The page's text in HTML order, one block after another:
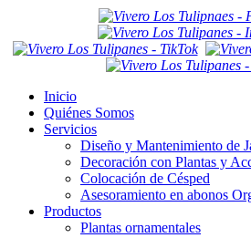
Inicio
Quiénes Somos
Servicios
Diseño y Mantenimiento de
Decoración con Plantas y
Colocación de Césped
Asesoramiento en abonos
Productos
Plantas ornamentales